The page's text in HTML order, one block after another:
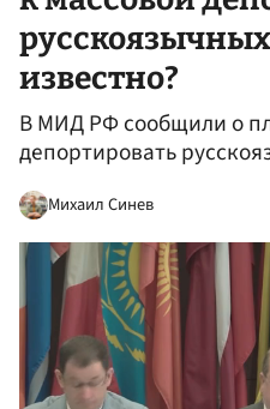
известно?
В МИД РФ сообщили о
депортировать
Михаил Синев